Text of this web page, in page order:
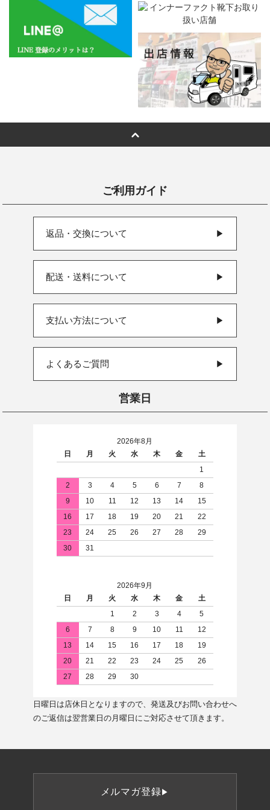
ご利用ガイド
返品・交換について ▶
配送・送料について ▶
支払い方法について ▶
よくあるご質問 ▶
営業日
2026年8月
日
月 火 水 木 金
土
1
2
3 4 5 6 7
8
9
10 11 12 13 14
15
16
17 18 19 20 21
22
23
24 25 26 27 28
29
30
31
2026年9月
日
月 火 水 木 金
土
1
2 3 4
5
6
7 8 9 10 11
12
13
14 15 16 17 18
19
20
21 22 23 24 25
26
27
28 29 30
日曜日は店休日となりますので、発送及びお問い合わせへ
のご返信は翌営業日の月曜日にご対応させて頂きます。
メルマガ登録▶